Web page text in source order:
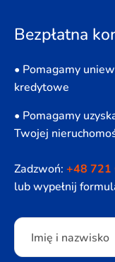
Bezpłatna
• Pomagamy
kredytowe
• Pomagamy
Twojej
Zadzwoń: +48 721
lub wypełnij
Please leave this
Imię i nazwisko